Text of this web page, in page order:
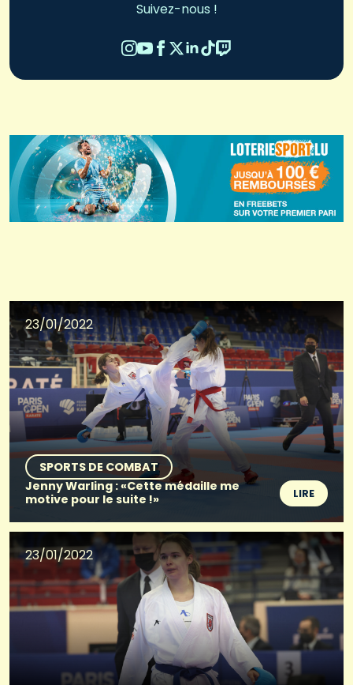
Suivez-nous !
23/01/2022
SPORTS DE COMBAT
Jenny Warling : «Cette médaille me
motive pour le suite !»
LIRE
23/01/2022